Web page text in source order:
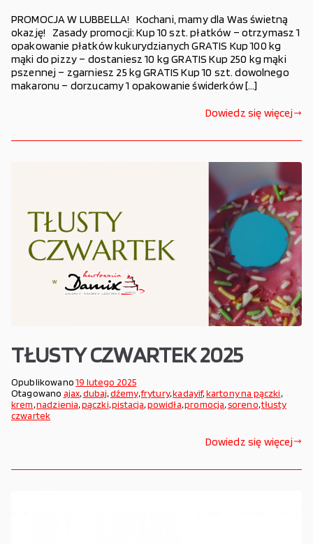
PROMOCJA W LUBBELLA! Kochani, mamy dla Was świetną
okazję! Zasady promocji: Kup 10 szt. płatków – otrzymasz 1
opakowanie płatków kukurydzianych GRATIS Kup 100 kg
mąki do pizzy – dostaniesz 10 kg GRATIS Kup 250 kg mąki
pszennej – zgarniesz 25 kg GRATIS Kup 10 szt. dowolnego
makaronu – dorzucamy 1 opakowanie świderków […]
Dowiedz się więcej
TŁUSTY CZWARTEK 2025
Opublikowano19 lutego 2025
Otagowano ajax,dubaj,dźemy,frytury,kadayif,kartony na pączki,
krem,nadzienia,pączki,pistacja,powidła,promocja,soreno,tłusty
czwartek
Dowiedz się więcej